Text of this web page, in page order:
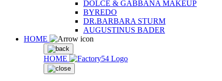
DOLCE & GABBANA MAKEUP
BYREDO
DR.BARBARA STURM
AUGUSTINUS BADER
HOME
HOME